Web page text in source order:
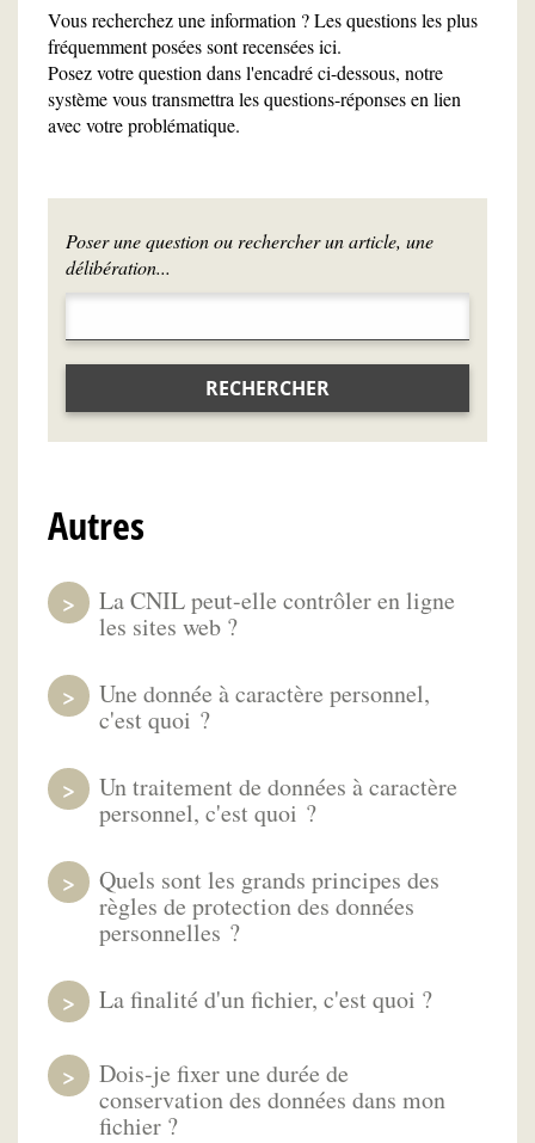
Vous recherchez une information ? Les questions les plus
fréquemment posées sont recensées ici.
Posez votre question dans l'encadré ci-dessous, notre
système vous transmettra les questions-réponses en lien
avec votre problématique.
Poser une question ou rechercher un article, une
délibération...
RECHERCHER
Autres
La CNIL peut-elle contrôler en ligne
les sites web ?
Une donnée à caractère personnel,
c'est quoi ?
Un traitement de données à caractère
personnel, c'est quoi ?
Quels sont les grands principes des
règles de protection des données
personnelles ?
La finalité d'un fichier, c'est quoi ?
Dois-je fixer une durée de
conservation des données dans mon
fichier ?